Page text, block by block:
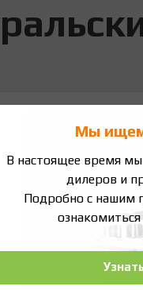
Мы
В настоящее время
дилеров и
Подробно с нашим